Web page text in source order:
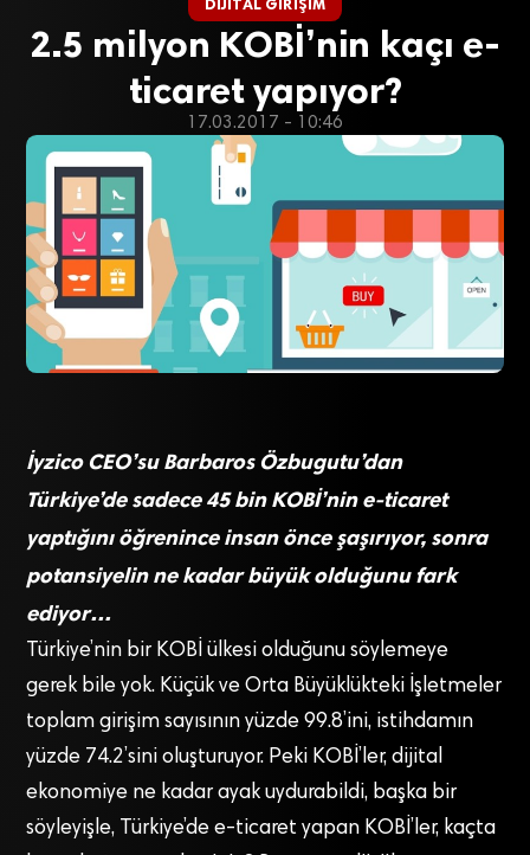
2.5 milyon KOBİ’nin kaçı e-
ticaret yapıyor?
17.03.2017 - 10:46
İyzico CEO’su Barbaros Özbugutu’dan
Türkiye’de sadece 45 bin KOBİ’nin e-ticaret
yaptığını öğrenince insan önce şaşırıyor, sonra
potansiyelin ne kadar büyük olduğunu fark
ediyor…
Türkiye’nin bir KOBİ ülkesi olduğunu söylemeye
gerek bile yok. Küçük ve Orta Büyüklükteki İşletmeler
toplam girişim sayısının yüzde 99.8’ini, istihdamın
yüzde 74.2’sini oluşturuyor. Peki KOBİ’ler, dijital
ekonomiye ne kadar ayak uydurabildi, başka bir
söyleyişle, Türkiye’de e-ticaret yapan KOBİ’ler, kaçta